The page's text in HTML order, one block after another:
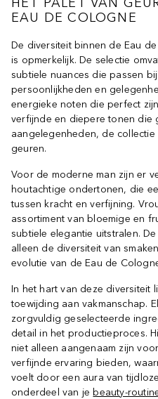
EAU DE COLOGNE
De diversiteit binnen de Eau
is opmerkelijk. De selectie
subtiele nuances die passen
persoonlijkheden en
energieke noten die perfect
verfijnde en diepere tonen die
aangelegenheden, de
geuren.
Voor de moderne man zijn er
houtachtige ondertonen, die
tussen kracht en verfijning.
assortiment van bloemige en
subtiele elegantie uitstralen.
alleen de diversiteit van
evolutie van de Eau de
In het hart van deze diversiteit
toewijding aan vakmanschap.
zorgvuldig geselecteerde
detail in het productieproces.
niet alleen aangenaam zijn
verfijnde ervaring bieden,
voelt door een aura van
onderdeel van je beauty-